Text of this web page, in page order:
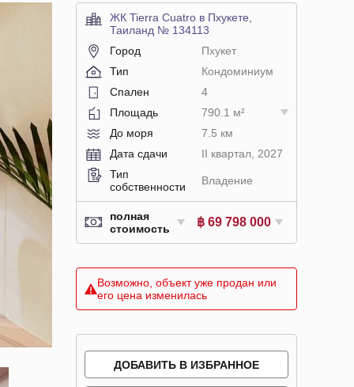
ЖК Tierra Cuatro в Пхукете,
Таиланд № 134113
Город
Пхукет
Тип
Кондоминиум
Спален
4
Площадь
790.1 м²
До моря
7.5 км
Дата сдачи
II квартал, 2027
Тип
собственности
Владение
полная
стоимость
฿ 69 798 000
Возможно, объект уже продан или
его цена изменилась
ДОБАВИТЬ В ИЗБРАННОЕ